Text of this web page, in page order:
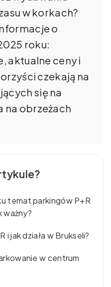
w korkach?
o
roku:
aktualne ceny i
czekają na
się na
na obrzeżach
temat parkingów P+R
ważny?
i jak działa w Brukseli?
w centrum